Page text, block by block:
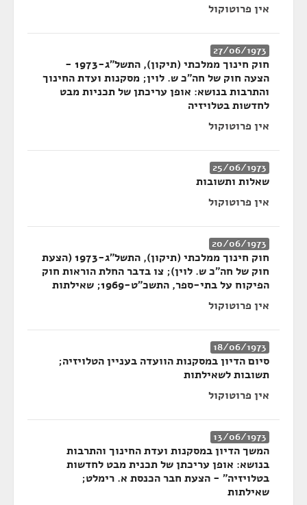
אין פרוטוקול
27/06/1973
חוק חינוך ממלכתי (תיקון), התשל"ג-1973 -
הצעה חוק של חה"כ ש. לוין; מסקנות ועדת החינוך
והתרבות בנושא: אופן עריכתן של תכניות מבט
לחדשות בטלויזיה
אין פרוטוקול
25/06/1973
שאלות ותשובות
אין פרוטוקול
20/06/1973
חוק חינוך ממלכתי (תיקון), התשל"ג-1973 (הצעת
חוק של חה"כ ש. לוין); צו בדבר החלת הוראות חוק
הפיקוח על בתי-ספר, התשכ"ט-1969; שאילתות
אין פרוטוקול
18/06/1973
סיום הדיון במסקנות הוועדה בעניין הטלויזיה;
תשובות לשאילתות
אין פרוטוקול
13/06/1973
המשך הדיון במסקנות ועדת החינוך והתרבות
בנושא: אופן עריכתן של תכנית מבט לחדשות
בטלויזיה" - הצעת חבר הכנסת א. רימלט;
שאילתות